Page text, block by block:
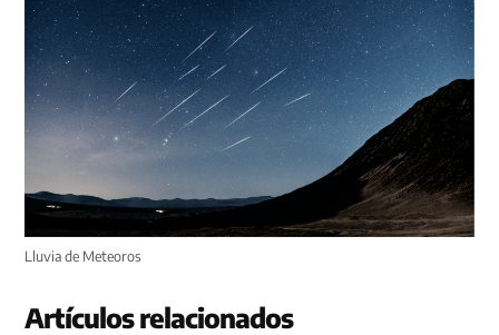
Lluvia de Meteoros
Artículos relacionados